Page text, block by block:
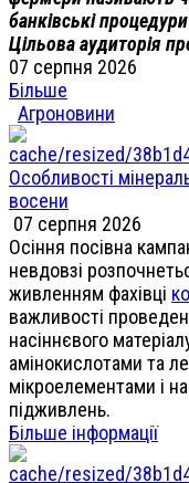
банківські
Цільова аудиторія
07 серпня 2026
Більше
Агроновини
Особливості
восени
07 серпня 2026
Осіння посівна
невдовзі
живленням фахівці
важливості
насіннєвого
амінокислотами та
мікроелементами і
підживлень.
Більше інформації